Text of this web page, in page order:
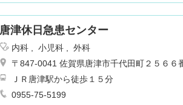
唐津休日急患センター
内科 小児科
外科
〒847-0041 佐賀県唐津市千代田町２５６６
ＪＲ唐津駅から徒歩１５分
0955-75-5199